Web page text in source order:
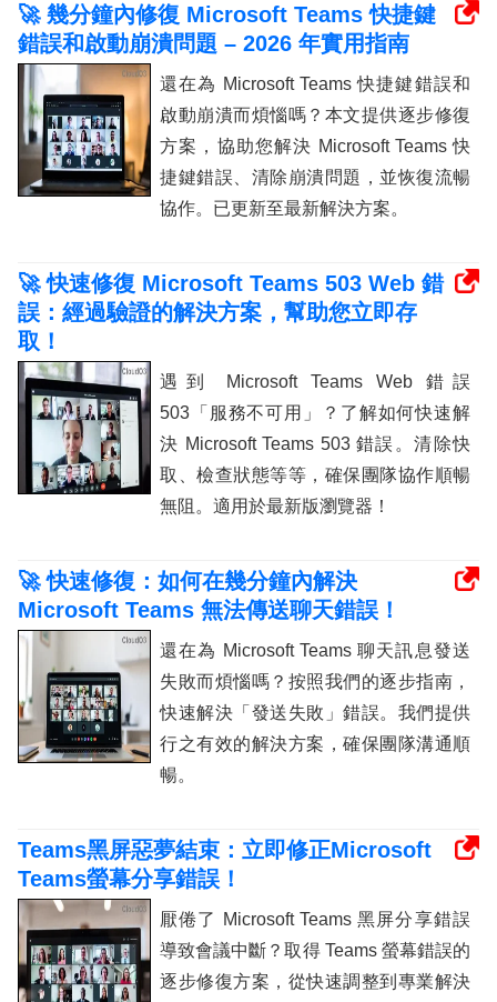
🚀 幾分鐘內修復 Microsoft Teams 快捷鍵
錯誤和啟動崩潰問題 – 2026 年實用指南
還在為 Microsoft Teams 快捷鍵錯誤和
啟動崩潰而煩惱嗎？本文提供逐步修復
方案，協助您解決 Microsoft Teams 快
捷鍵錯誤、清除崩潰問題，並恢復流暢
協作。已更新至最新解決方案。
🚀 快速修復 Microsoft Teams 503 Web 錯
誤：經過驗證的解決方案，幫助您立即存
取！
遇到 Microsoft Teams Web 錯誤
503「服務不可用」？了解如何快速解
決 Microsoft Teams 503 錯誤。清除快
取、檢查狀態等等，確保團隊協作順暢
無阻。適用於最新版瀏覽器！
🚀 快速修復：如何在幾分鐘內解決
Microsoft Teams 無法傳送聊天錯誤！
還在為 Microsoft Teams 聊天訊息發送
失敗而煩惱嗎？按照我們的逐步指南，
快速解決「發送失敗」錯誤。我們提供
行之有效的解決方案，確保團隊溝通順
暢。
Teams黑屏惡夢結束：立即修正Microsoft
Teams螢幕分享錯誤！
厭倦了 Microsoft Teams 黑屏分享錯誤
導致會議中斷？取得 Teams 螢幕錯誤的
逐步修復方案，從快速調整到專業解決